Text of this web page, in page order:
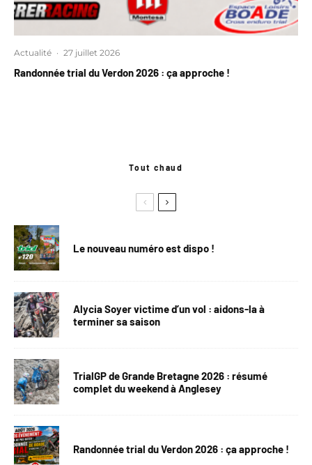
Actualité · 27 juillet 2026
Randonnée trial du Verdon 2026 : ça approche !
Tout chaud
Le nouveau numéro est dispo !
Alycia Soyer victime d’un vol : aidons-la à
terminer sa saison
TrialGP de Grande Bretagne 2026 : résumé
complet du weekend à Anglesey
Randonnée trial du Verdon 2026 : ça approche !